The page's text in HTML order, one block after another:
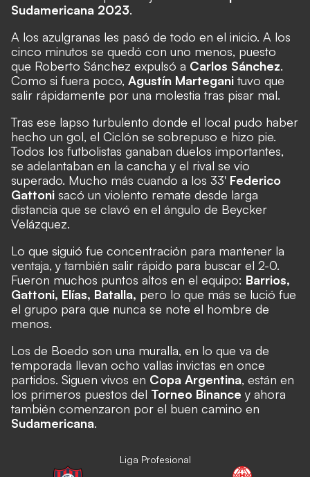
Sudamericana 2023.
A los azulgranas les pasó de todo en el inicio. A los
cinco minutos se quedó con uno menos, puesto
que Roberto Sánchez expulsó a Carlos Sánchez.
Como si fuera poco, Agustín Martegani tuvo que
salir rápidamente por una molestia tras pisar mal.
Tras ese lapso turbulento donde el local pudo haber
hecho un gol, el Ciclón se sobrepuso e hizo pie.
Todos los futbolistas ganaban duelos importantes,
se adelantaban en la cancha y el rival se vio
superado. Mucho más cuando a los 33' Federico
Gattoni sacó un violento remate desde larga
distancia que se clavó en el ángulo de Beycker
Velázquez.
Lo que siguió fue concentración para mantener la
ventaja, y también salir rápido para buscar el 2-0.
Fueron muchos puntos altos en el equipo: Barrios,
Gattoni, Elías, Batalla, pero lo que más se lució fue
el grupo para que nunca se note el hombre de
menos.
Los de Boedo son una muralla, en lo que va de
temporada llevan ocho vallas invictas en once
partidos. Siguen vivos en Copa Argentina, están en
los primeros puestos del Torneo Binance y ahora
también comenzaron por el buen camino en
Sudamericana.
Liga Profesional